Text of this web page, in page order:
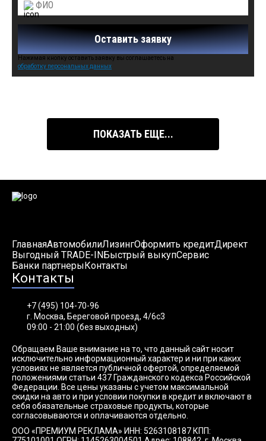
Оставить заявку
Нажимая кнопку оставить заявку вы соглашаетесь на
обработку персональных данных
ПОКАЗАТЬ ЕЩЕ...
ГлавнаяАвтомобилиЛизингОформить кредитДирект
Выгодный TRADE-INБыстрый выкупСервис
Банки партнерыКонтакты
Контакты
+7 (495) 104-70-96
г. Москва, Береговой проезд, 4/6с3
09:00 - 21:00 (без выходных)
Обращаем Ваше внимание на то, что данный сайт носит
исключительно информационный характер и ни при каких
условиях не является публичной офертой, определяемой
положениями статьи 437 Гражданского кодекса Российской
Федерации. Все цены указаны с учетом максимальной
скидки на авто и при условии покупки в кредит и включают в
себя обязательные страховые продукты, которые
согласовываются и оплачиваются отдельно.
ООО «ПРЕМИУМ РЕКЛАМА» ИНН: 5263108187 КПП: